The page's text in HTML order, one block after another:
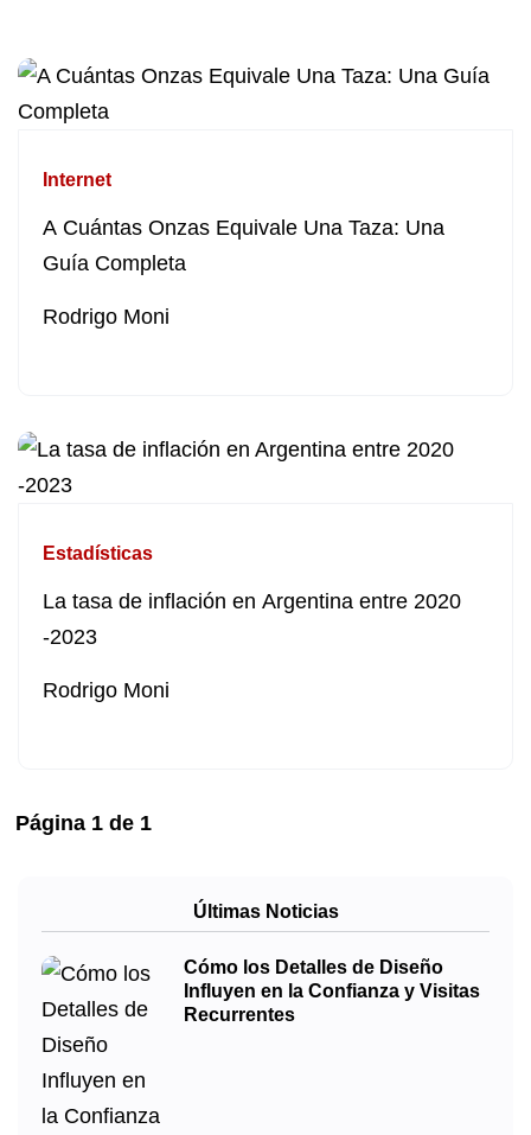
Internet
A Cuántas Onzas Equivale Una Taza: Una
Guía Completa
Rodrigo Moni
Estadísticas
La tasa de inflación en Argentina entre 2020
-2023
Rodrigo Moni
Página 1 de 1
Últimas Noticias
Cómo los Detalles de Diseño
Influyen en la Confianza y Visitas
Recurrentes